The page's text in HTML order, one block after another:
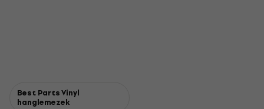
Best Parts Vinyl
hanglemezek